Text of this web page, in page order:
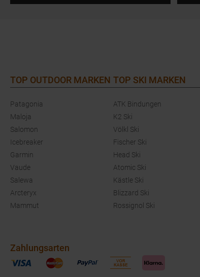
TOP OUTDOOR MARKEN
Patagonia
Maloja
Salomon
Icebreaker
Garmin
Vaude
Salewa
Arcteryx
Mammut
TOP SKI MARKEN
ATK Bindungen
K2 Ski
Völkl Ski
Fischer Ski
Head Ski
Atomic Ski
Kästle Ski
Blizzard Ski
Rossignol Ski
Zahlungsarten